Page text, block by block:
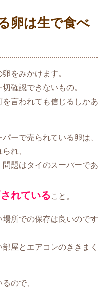
卵は生で食べ
をみかけます。
確認できないもの。
言われても信じるしかあ
ーで売られている卵は、
れ、
題はタイのスーパーであ
れていること。
所での保存は良いのです
屋とエアコンのききまく
ので、